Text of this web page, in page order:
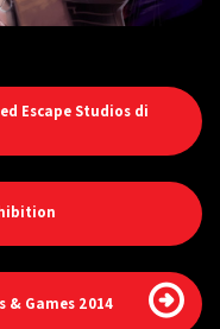
Escape Studios di
& Games 2014